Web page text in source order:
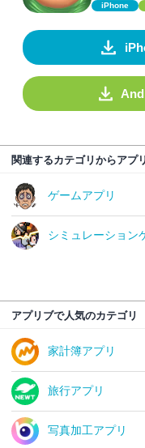
iPhone
関連するカテゴリからアプ
ゲームアプリ
シミュレーション
アプリブで人気のカテゴリ
家計簿アプリ
旅行アプリ
写真加工アプリ